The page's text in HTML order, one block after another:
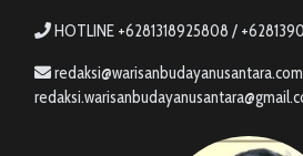
HOTLINE +6281318925808 /